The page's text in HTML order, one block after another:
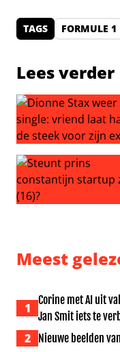
TAGS FORMULE 1
Lees verder
Dionne Stax weer
Meest
1
Corine met AI uit
Jan Smit iets te
2 Nieuwe beelden